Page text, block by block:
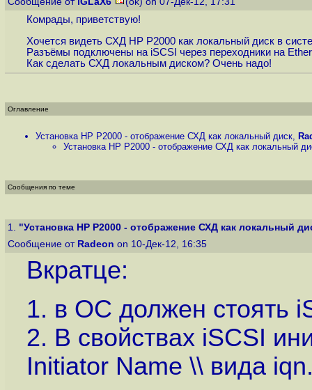
Комрады, приветствую!
Хочется видеть СХД HP P2000 как локальный диск в
Разъёмы подключены на iSCSI через переходники на
Как сделать СХД локальным диском? Очень надо!
Оглавление
Установка HP P2000 - отображение СХД как локальный диск,
Установка HP P2000 - отображение СХД как локальный
Сообщения по теме
1. "Установка HP P2000 - отображение СХД как локальный
Сообщение от Radeon on 10-Дек-12, 16:35
Вкратце:
1. в ОС должен стоять
2. В свойствах iSCSI
Initiator Name \\ вида